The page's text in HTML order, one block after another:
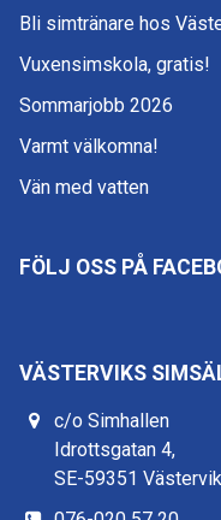
Bli simtränare hos
Vuxensimskola, gratis!
Sommarjobb 2026
Varmt välkomna!
Vän med vatten
FÖLJ OSS PÅ
VÄSTERVIKS
c/o Simhallen
Idrottsgatan 4,
SE-59351 Västervik